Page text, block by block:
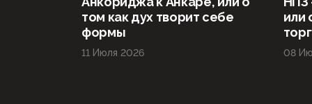
том как дух творит себе
формы
11 Июля 2026
или
08